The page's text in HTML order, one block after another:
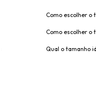
Como escolher o
Como escolher o
Qual o tamanho